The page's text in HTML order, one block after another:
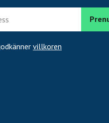
villkoren